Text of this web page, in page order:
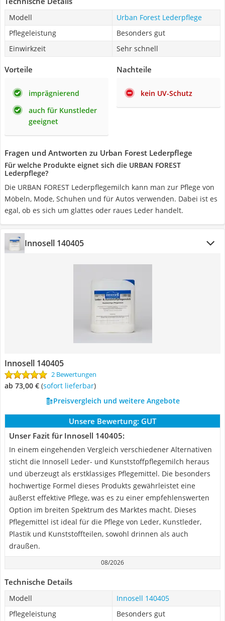
Modell
Urban Forest Lederpflege
Pflegeleistung
Besonders gut
Einwirkzeit
Sehr schnell
Vorteile
imprägnierend
auch für Kunstleder
geeignet
Nachteile
kein UV-Schutz
Fragen und Antworten zu Urban Forest Lederpflege
Für welche Produkte eignet sich die URBAN FOREST
Lederpflege?
Die URBAN FOREST Lederpflegemilch kann man zur Pflege von
Möbeln, Mode, Schuhen und für Autos verwenden. Dabei ist es
egal, ob es sich um glattes oder raues Leder handelt.
Innosell 140405
Innosell 140405
2 Bewertungen
ab 73,00 € ( Sofort lieferbar)
Preisvergleich und weitere Angebote
Unsere Bewertung: GUT
Unser Fazit für Innosell 140405:
In einem eingehenden Vergleich verschiedener Alternativen
sticht die Innosell Leder- und Kunststoffpflegemilch heraus
und überzeugt als erstklassiges Pflegemittel. Die besonders
hochwertige Formel dieses Produkts gewährleistet eine
äußerst effektive Pflege, was es zu einer empfehlenswerten
Option im breiten Spektrum des Marktes macht. Dieses
Pflegemittel ist ideal für die Pflege von Leder, Kunstleder,
Plastik und Kunststoffteilen, sowohl drinnen als auch
draußen.
08/2026
Technische Details
Modell
Innosell 140405
Pflegeleistung
Besonders gut